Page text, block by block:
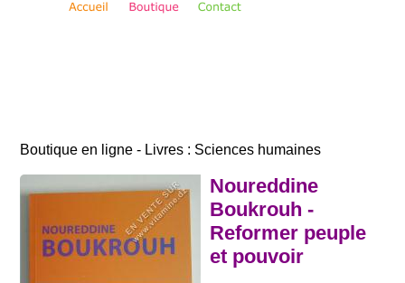
Boutique en ligne - Livres : Sciences humaines
Noureddine
Boukrouh -
Reformer peuple
et pouvoir